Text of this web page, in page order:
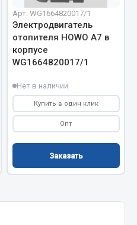
Арт. WG1664820017/1
Электродвигатель
отопителя HOWO A7 в
корпусе
WG1664820017/1
Нет в наличии
Купить в один клик
Опт
Заказать